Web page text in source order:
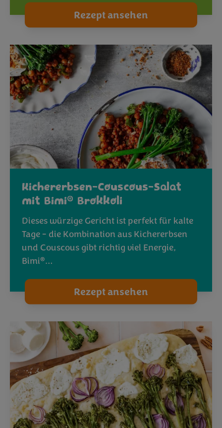
Rezept ansehen
Kichererbsen-Couscous-Salat
mit Bimi® Brokkoli
Dieses würzige Gericht ist perfekt für kalte
Tage - die Kombination aus Kichererbsen
und Couscous gibt richtig viel Energie,
Bimi®…
Rezept ansehen